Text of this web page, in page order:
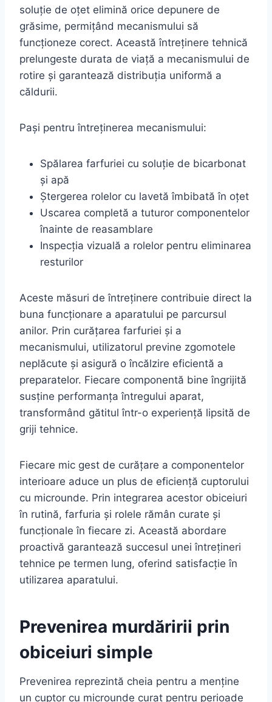
soluție de oțet elimină orice depunere de
grăsime, permițând mecanismului să
funcționeze corect. Această întreținere tehnică
prelungeste durata de viață a mecanismului de
rotire și garantează distribuția uniformă a
căldurii.
Pași pentru întreținerea mecanismului:
Spălarea farfuriei cu soluție de bicarbonat
și apă
Ștergerea rolelor cu lavetă îmbibată în oțet
Uscarea completă a tuturor componentelor
înainte de reasamblare
Inspecția vizuală a rolelor pentru eliminarea
resturilor
Aceste măsuri de întreținere contribuie direct la
buna funcționare a aparatului pe parcursul
anilor. Prin curățarea farfuriei și a
mecanismului, utilizatorul previne zgomotele
neplăcute și asigură o încălzire eficientă a
preparatelor. Fiecare componentă bine îngrijită
susține performanța întregului aparat,
transformând gătitul într-o experiență lipsită de
griji tehnice.
Fiecare mic gest de curățare a componentelor
interioare aduce un plus de eficiență cuptorului
cu microunde. Prin integrarea acestor obiceiuri
în rutină, farfuria și rolele rămân curate și
funcționale în fiecare zi. Această abordare
proactivă garantează succesul unei întrețineri
tehnice pe termen lung, oferind satisfacție în
utilizarea aparatului.
Prevenirea murdăririi prin
obiceiuri simple
Prevenirea reprezintă cheia pentru a menține
un cuptor cu microunde curat pentru perioade